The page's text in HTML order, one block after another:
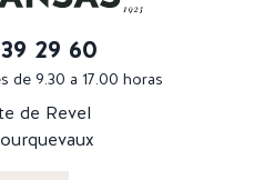
29 60
de 9.30 a 17.00 horas
de Revel